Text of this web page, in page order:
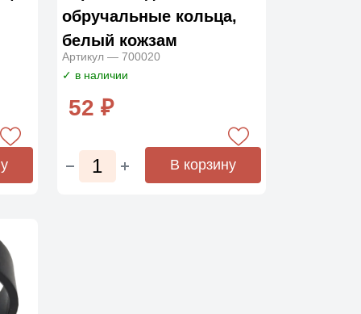
обручальные кольца,
белый кожзам
Артикул — 700020
✓ в наличии
52 ₽
В корзину